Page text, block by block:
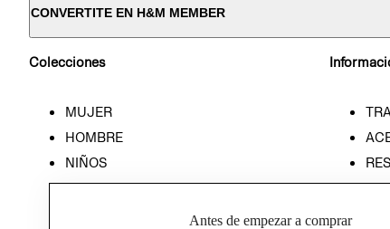
CONVERTITE EN H&M MEMBER
Colecciones
MUJER
HOMBRE
NIÑOS
HOME
Antes de empezar a comprar